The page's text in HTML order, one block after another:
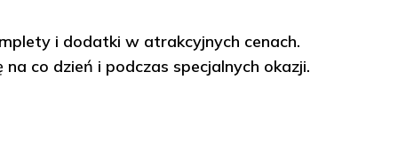
i dodatki w atrakcyjnych cenach.
co dzień i podczas specjalnych okazji.